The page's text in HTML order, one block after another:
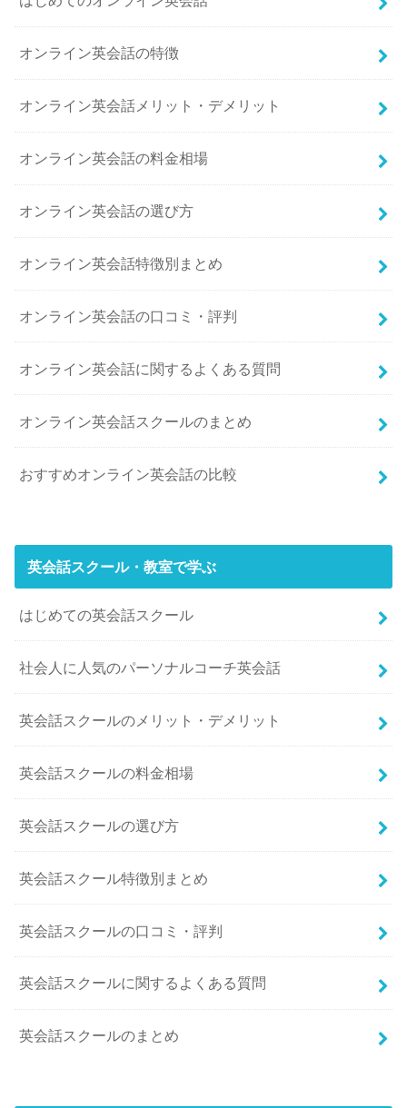
オンライン英会話の特徴
オンライン英会話メリット・デメリット
オンライン英会話の料金相場
オンライン英会話の選び方
オンライン英会話特徴別まとめ
オンライン英会話の口コミ・評判
オンライン英会話に関するよくある質問
オンライン英会話スクールのまとめ
おすすめオンライン英会話の比較
英会話スクール・教室で学ぶ
はじめての英会話スクール
社会人に人気のパーソナルコーチ英会話
英会話スクールのメリット・デメリット
英会話スクールの料金相場
英会話スクールの選び方
英会話スクール特徴別まとめ
英会話スクールの口コミ・評判
英会話スクールに関するよくある質問
英会話スクールのまとめ